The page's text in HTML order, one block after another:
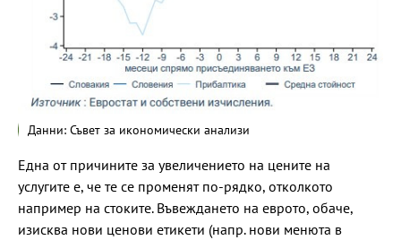
Данни: Съвет за икономически анализи
Една от причините за увеличението на цените на
услугите е, че те се променят по-рядко, отколкото
например на стоките. Въвеждането на еврото, обаче,
изисква нови ценови етикети (напр. нови менюта в